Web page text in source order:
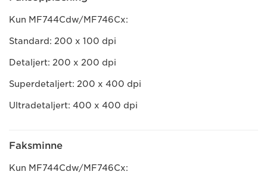
Kun MF744Cdw/MF746Cx:
Standard: 200 x 100 dpi
Detaljert: 200 x 200 dpi
Superdetaljert: 200 x 400 dpi
Ultradetaljert: 400 x 400 dpi
Faksminne
Kun MF744Cdw/MF746Cx: